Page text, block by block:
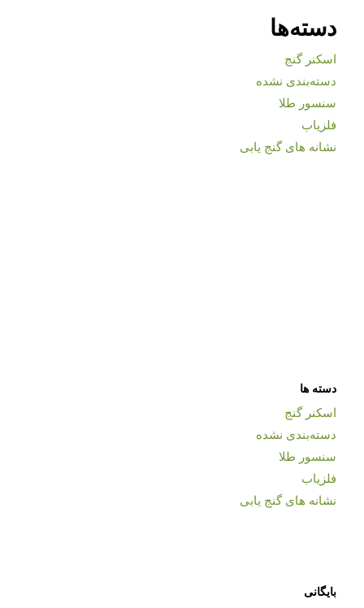
دسته‌ها
اسکنر گنج
دسته‌بندی نشده
سنسور طلا
فلزیاب
نشانه های گنج یابی
دسته ها
اسکنر گنج
دسته‌بندی نشده
سنسور طلا
فلزیاب
نشانه های گنج یابی
بایگانی